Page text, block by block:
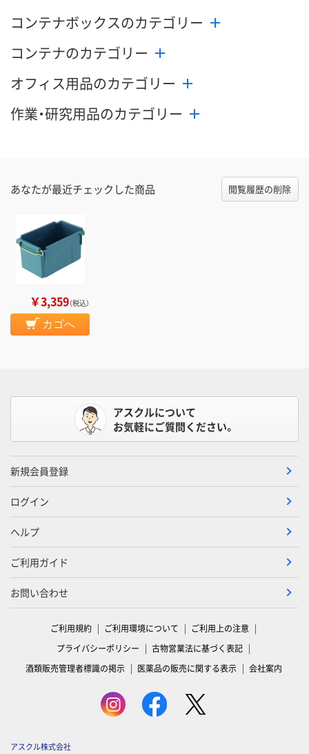
コンテナボックスのカテゴリー
コンテナのカテゴリー
オフィス用品のカテゴリー
作業・研究用品のカテゴリー
あなたが最近チェックした商品 閲覧履歴の削除
￥3,359（税込）
カゴへ
アスクルについて
お気軽にご質問ください。
新規会員登録
ログイン
ヘルプ
ご利用ガイド
お問い合わせ
ご利用規約 ご利用環境について
ご利用上の注意
プライバシーポリシー
古物営業法に基づく表記
酒類販売管理者標識の掲示
医薬品の販売に関する表示 会社案内
アスクル株式会社